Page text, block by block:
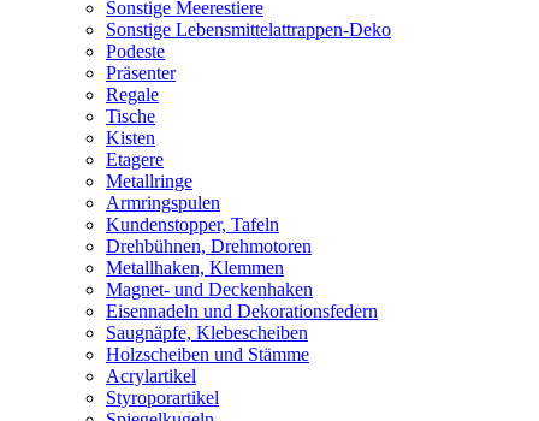
Sonstige Meerestiere
Sonstige Lebensmittelattrappen-Deko
Podeste
Präsenter
Regale
Tische
Kisten
Etagere
Metallringe
Armringspulen
Kundenstopper, Tafeln
Drehbühnen, Drehmotoren
Metallhaken, Klemmen
Magnet- und Deckenhaken
Eisennadeln und Dekorationsfedern
Saugnäpfe, Klebescheiben
Holzscheiben und Stämme
Acrylartikel
Styroporartikel